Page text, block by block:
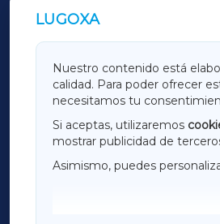
LUGOXA
Nuestro contenido está
calidad. Para poder ofrecer
necesitamos tu
Si aceptas, utilizaremos
mostrar publicidad de
Asimismo, puedes
OUTROS PERIÓDICOS
GALICIAXA
AMARIÑAXA
OURENSEXA